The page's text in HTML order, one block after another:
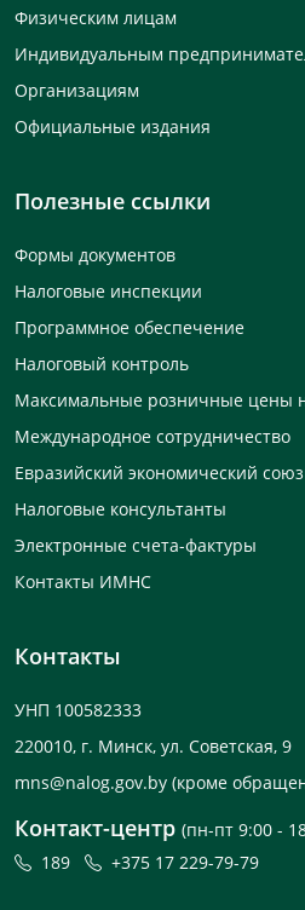
Физическим лицам
Индивидуальным
Организациям
Официальные издания
Полезные ссылки
Формы документов
Налоговые инспекции
Программное обеспечение
Налоговый контроль
Максимальные розничные цены
Международное сотрудничество
Евразийский экономический союз
Налоговые консультанты
Электронные счета-фактуры
Контакты ИМНС
Контакты
УНП 100582333
220010, г. Минск, ул. Советская, 9
mns@nalog.gov.by (кроме
Контакт-центр (пн-пт 9:00 -
189
+375 17 229-79-79